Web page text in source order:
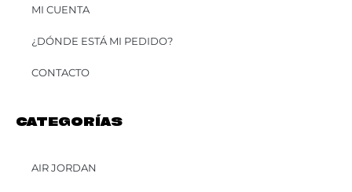
MI CUENTA
¿DÓNDE ESTÁ MI PEDIDO?
CONTACTO
CATEGORÍAS
AIR JORDAN